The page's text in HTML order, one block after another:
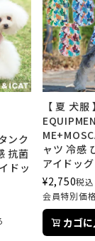
ンク
抗菌
ドッ
【 夏 犬
ャツ 冷感
アイドッ
¥2,750税込
会員特別価格
カゴ